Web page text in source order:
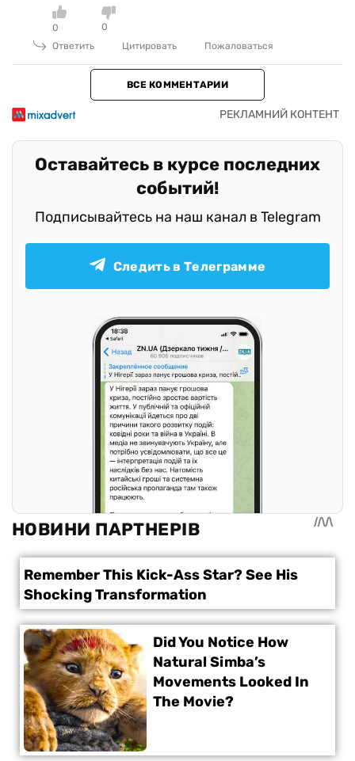
0
0
Ответить
Цитировать Пожаловаться
ВСЕ КОММЕНТАРИИ
Оставайтесь в курсе последних
событий!
Подписывайтесь на наш канал в Telegram
Следить в Телеграмме